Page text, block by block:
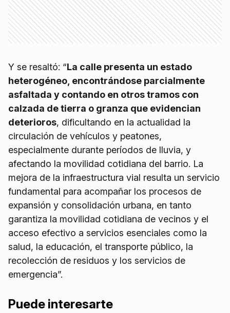
Y se resaltó: “La calle presenta un estado
heterogéneo, encontrándose parcialmente
asfaltada y contando en otros tramos con
calzada de tierra o granza que evidencian
deterioros, dificultando en la actualidad la
circulación de vehículos y peatones,
especialmente durante períodos de lluvia, y
afectando la movilidad cotidiana del barrio. La
mejora de la infraestructura vial resulta un servicio
fundamental para acompañar los procesos de
expansión y consolidación urbana, en tanto
garantiza la movilidad cotidiana de vecinos y el
acceso efectivo a servicios esenciales como la
salud, la educación, el transporte público, la
recolección de residuos y los servicios de
emergencia”.
Puede interesarte